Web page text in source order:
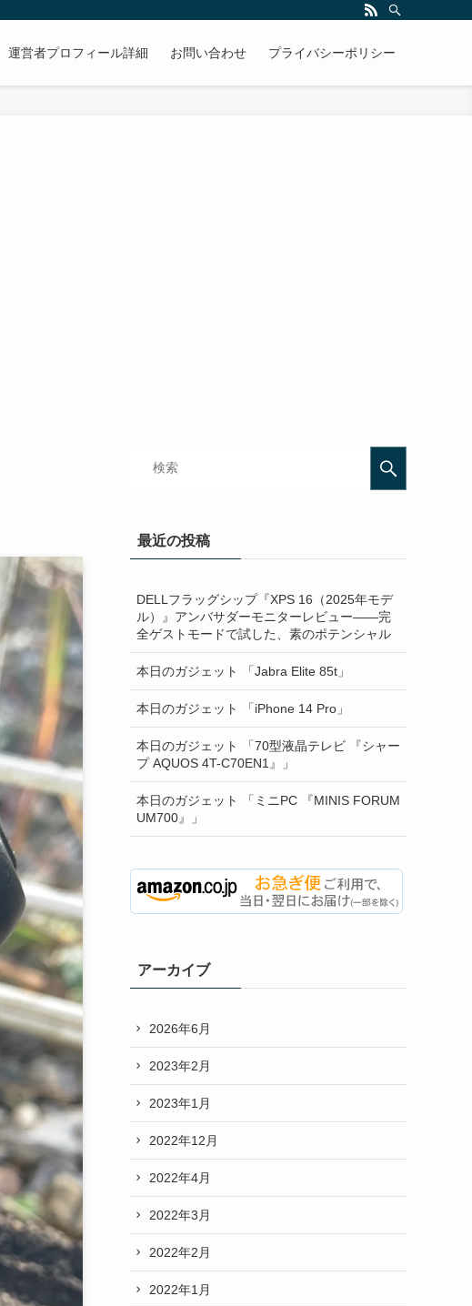
運営者プロフィール詳細 お問い合わせ プライバシーポリシー
最近の投稿
DELLフラッグシップ『XPS 16（2025年モデ
ル）』アンバサダーモニターレビュー——完
全ゲストモードで試した、素のポテンシャル
本日のガジェット 「Jabra Elite 85t」
本日のガジェット 「iPhone 14 Pro」
本日のガジェット 「70型液晶テレビ 『シャー
プ AQUOS 4T-C70EN1』」
本日のガジェット 「ミニPC 『MINIS FORUM
UM700』」
アーカイブ
2026年6月
2023年2月
2023年1月
2022年12月
2022年4月
2022年3月
2022年2月
2022年1月